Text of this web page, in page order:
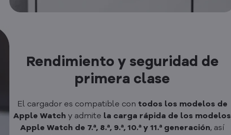
Rendimiento y seguridad de
primera clase
El cargador es compatible con todos los modelos de
Apple Watch y admite la carga rápida de los modelos
Apple Watch de 7.ª, 8.ª, 9.ª, 10.ª y 11.ª generación, así